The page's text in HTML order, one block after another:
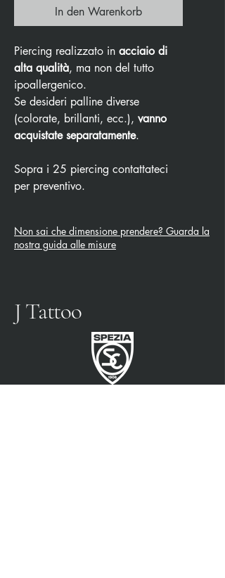
In den Warenkorb
Piercing realizzato in acciaio di
alta qualità, ma non del tutto
ipoallergenico.
Se desideri palline diverse
(colorate, brillanti, ecc.), vanno
acquistate separatamente.
Sopra i 25 piercing contattateci
per preventivo.
Non sai che dimensione prendere? Guarda la
nostra guida alle misure
J Tattoo